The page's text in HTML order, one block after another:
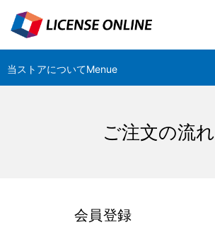
当ストアについてMenue
ご注文の流れ
会員登録